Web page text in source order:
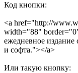
Код кнопки:
<a href="http://
width="88"
ежедневное издание
и софта."></a>
Или такую кнопку: